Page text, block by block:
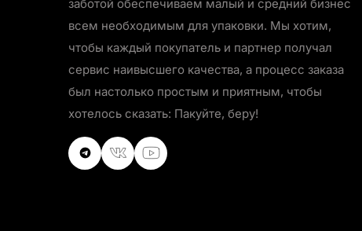
заботой обеспечиваем малый и средний бизнес
всем необходимым для упаковки. Мы хотим,
чтобы каждый покупатель и партнер получал
сервис наивысшего качества, а процесс заказа
был настолько простым и приятным, чтобы
хотелось сказать: Пакуйте, беру!
VKontakteVKontakteYoutube